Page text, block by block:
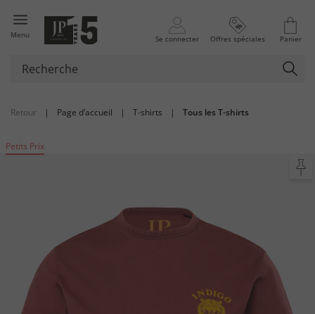
Menu Se connecter Offres spéciales Panier
Retour | Page d’accueil | T-shirts | Tous les T-shirts
Petits Prix